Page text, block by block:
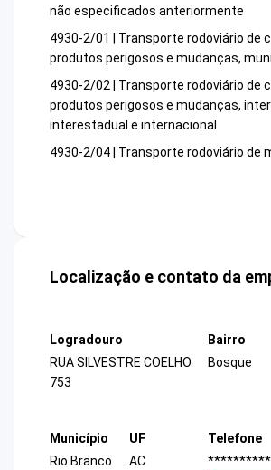
não especificados anteriormente
4930-2/01 | Transporte rodoviário de
produtos perigosos e mudanças,
4930-2/02 | Transporte rodoviário de
produtos perigosos e mudanças,
interestadual e internacional
4930-2/04 | Transporte rodoviário de
Localização e contato da
Logradouro
RUA SILVESTRE COELHO
753
Bairro
Bosque
Município
Rio Branco
UF
AC
Telefone
**********